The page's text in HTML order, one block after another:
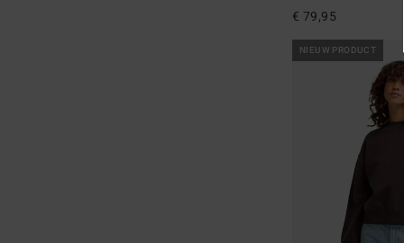
€ 79,95
NIEUW PRODUCT